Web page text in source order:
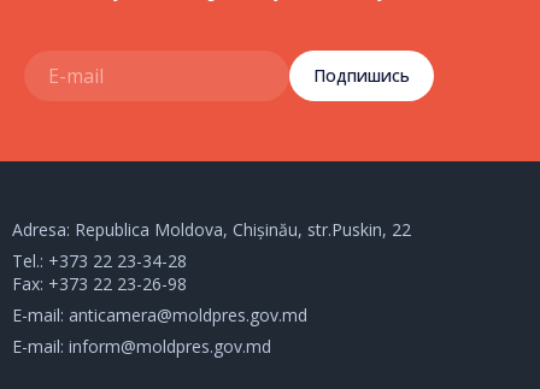
Подпишись
Adresa: Republica Moldova, Chișinău, str.Puskin, 22
Tel.: +373 22 23-34-28
Fax: +373 22 23-26-98
E-mail: anticamera@moldpres.gov.md
E-mail: inform@moldpres.gov.md